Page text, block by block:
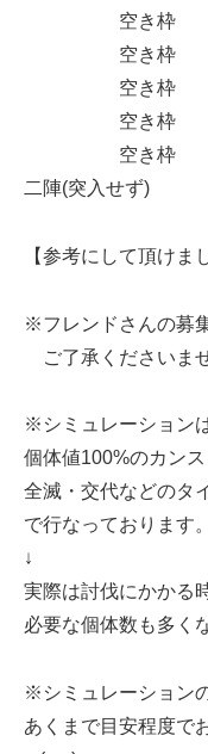
空き枠
空き枠
空き枠
空き枠
空き枠
二陣(突入せず)
【参考にして頂けま
※フレンドさんの募
ご了承くださいま
※シミュレーション
個体値100%のカンス
全滅・交代などのタ
で行なっております。
↓
実際は討伐にかかる
必要な個体数も多く
※シミュレーション
あくまで目安程度で